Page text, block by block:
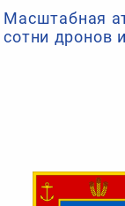
Масштабная
сотни дронов